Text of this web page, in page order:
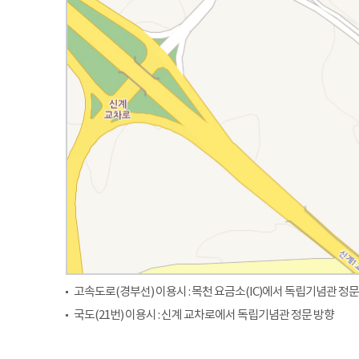
고속도로(경부선) 이용시 : 목천 요금소(IC)에서 독립기념관 정
국도(21번) 이용시 : 신계 교차로에서 독립기념관 정문 방향